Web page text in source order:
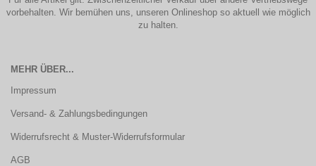
vorbehalten. Wir bemühen uns, unseren Onlineshop so aktuell wie möglich
zu halten.
MEHR ÜBER...
Impressum
Versand- & Zahlungsbedingungen
Widerrufsrecht & Muster-Widerrufsformular
AGB